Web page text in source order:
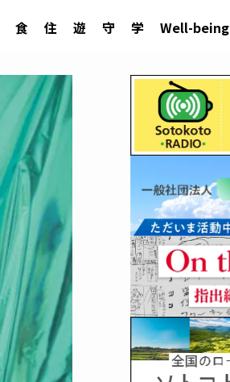
食 住 遊 守 学 Well-being